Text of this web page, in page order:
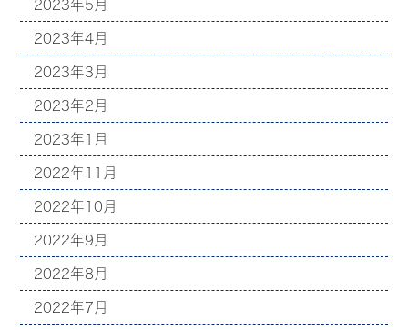
2023年5月
2023年4月
2023年3月
2023年2月
2023年1月
2022年11月
2022年10月
2022年9月
2022年8月
2022年7月